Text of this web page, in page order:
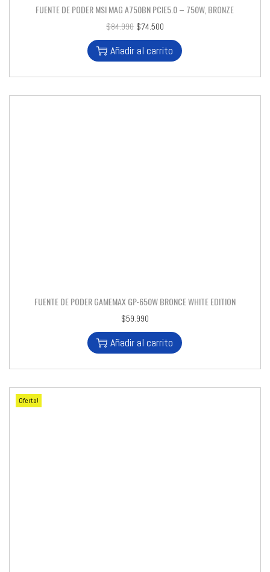
FUENTE DE PODER MSI MAG A750BN PCIE5.0 – 750W, BRONZE
$84.990 $74.500
Añadir al carrito
FUENTE DE PODER GAMEMAX GP-650W BRONCE WHITE EDITION
$59.990
Añadir al carrito
Oferta!